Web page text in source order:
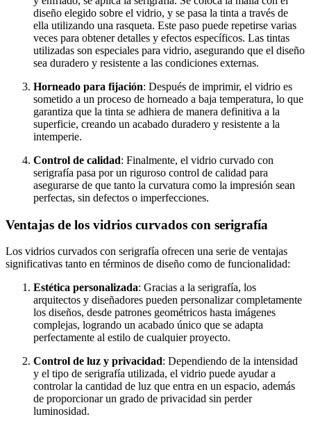
diseño elegido sobre el vidrio, y se pasa la tinta a través de
ella utilizando una rasqueta. Este paso puede repetirse varias
veces para obtener detalles y efectos específicos. Las tintas
utilizadas son especiales para vidrio, asegurando que el diseño
sea duradero y resistente a las condiciones externas.
Horneado para fijación: Después de imprimir, el vidrio es
sometido a un proceso de horneado a baja temperatura, lo que
garantiza que la tinta se adhiera de manera definitiva a la
superficie, creando un acabado duradero y resistente a la
intemperie.
Control de calidad: Finalmente, el vidrio curvado con
serigrafía pasa por un riguroso control de calidad para
asegurarse de que tanto la curvatura como la impresión sean
perfectas, sin defectos o imperfecciones.
Ventajas de los vidrios curvados con serigrafía
Los vidrios curvados con serigrafía ofrecen una serie de ventajas
significativas tanto en términos de diseño como de funcionalidad:
Estética personalizada: Gracias a la serigrafía, los
arquitectos y diseñadores pueden personalizar completamente
los diseños, desde patrones geométricos hasta imágenes
complejas, logrando un acabado único que se adapta
perfectamente al estilo de cualquier proyecto.
Control de luz y privacidad: Dependiendo de la intensidad
y el tipo de serigrafía utilizada, el vidrio puede ayudar a
controlar la cantidad de luz que entra en un espacio, además
de proporcionar un grado de privacidad sin perder
luminosidad.